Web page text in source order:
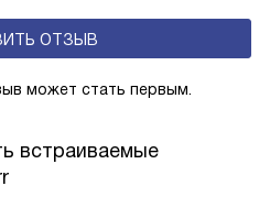
оснащены нулевой зоной
встречаются в сериях Plus,
ОТЗЫВ
может стать первым.
встраиваемые